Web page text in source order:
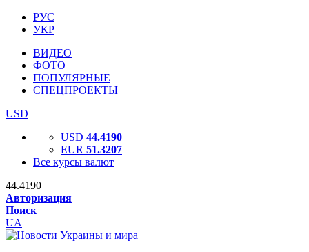
РУС
УКР
ВИДЕО
ФОТО
ПОПУЛЯРНЫЕ
СПЕЦПРОЕКТЫ
USD
USD 44.4190
EUR 51.3207
Все курсы валют
44.4190
Авторизация
Поиск
UA